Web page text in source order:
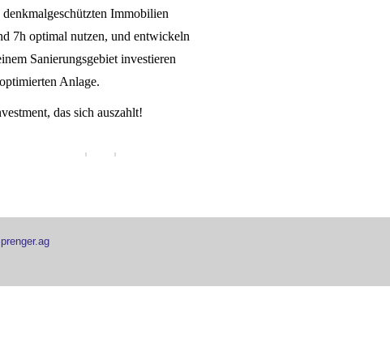
Immobilien
7h optimal nutzen, und entwickeln
Sanierungsgebiet investieren
Anlage.
das sich auszahlt!